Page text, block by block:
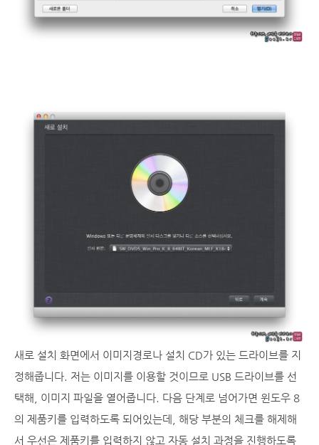
새로 설치 화면에서 이미지경로나 설치 CD가 있는 드라이브를 지
정해줍니다. 저는 이미지를 이용할 것이므로 USB 드라이브를 선
택해, 이미지 파일을 열어줍니다. 다음 단계로 넘어가면 윈도우 8
의 제품키를 입력하도록 되어있는데, 해당 부분의 체크를 해제해
서 우선은 제품키를 입력하지 않고 자동 설치 과정을 진행하도록